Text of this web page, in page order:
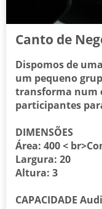
Canto de
Dispomos de
um pequeno
transforma num
participantes
DIMENSÕES
Área: 400 <
Largura: 20
Altura: 3
CAPACIDADE